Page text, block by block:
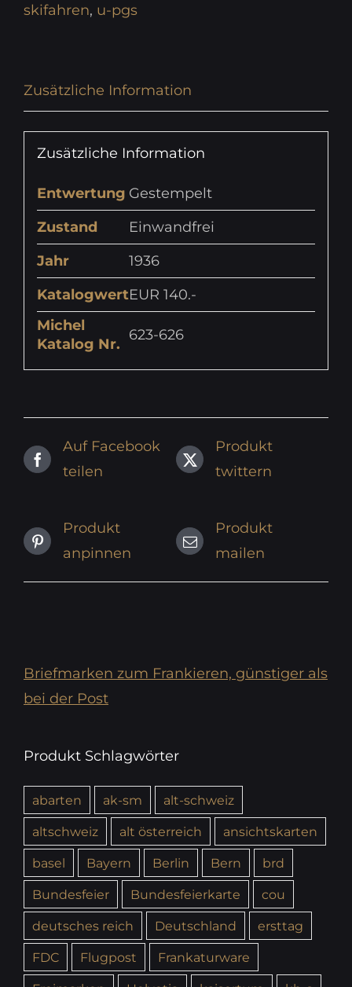
skifahren, u-pgs
Zusätzliche Information
Zusätzliche Information
Entwertung Gestempelt
Zustand
Einwandfrei
Jahr
1936
KatalogwertEUR 140.-
Michel
Katalog Nr.
623-626
Auf Facebook
teilen
Produkt
twittern
Produkt
anpinnen
Produkt
mailen
Briefmarken zum Frankieren, günstiger als
bei der Post
Produkt Schlagwörter
abarten ak-sm
alt-schweiz
altschweiz
alt österreich
ansichtskarten
basel
Bayern Berlin Bern
brd
Bundesfeier
Bundesfeierkarte
cou
deutsches reich
Deutschland
ersttag
FDC
Flugpost
Frankaturware